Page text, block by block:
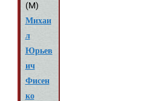
(M)
Михаи
л
Юрьев
ич
Фисен
ко